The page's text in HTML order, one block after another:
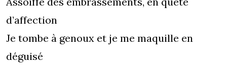
d’affection
Je tombe à genoux et je me maquille en
déguisé